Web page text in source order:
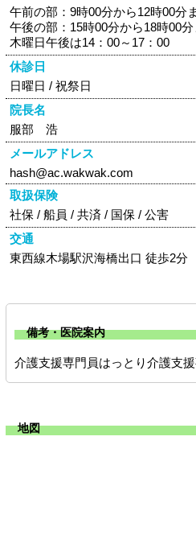
午前の部：9時00分から12時00分
午後の部：15時00分から18時00
木曜日午後は14：00～17：00
休診日
日曜日 / 祝祭日
院長名
服部 浩
メールアドレス
hash@ac.wakwak.com
取扱保険
社保 / 船員 / 共済 / 国保 / 公害
交通
東西線木場駅沢海橋出口 徒歩2分
備考・医院案内
介護支援専門員 はっとり介護支
地図